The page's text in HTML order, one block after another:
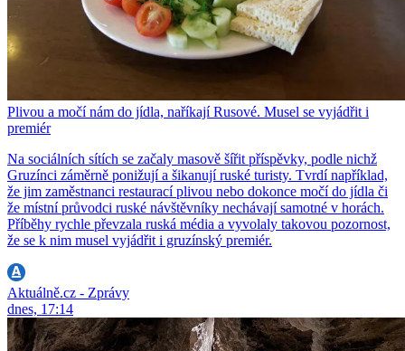
Plivou a močí nám do jídla, naříkají Rusové. Musel se vyjádřit i
premiér
Na sociálních sítích se začaly masově šířit příspěvky, podle nichž
Gruzínci záměrně ponižují a šikanují ruské turisty. Tvrdí například,
že jim zaměstnanci restaurací plivou nebo dokonce močí do jídla či
že místní průvodci ruské návštěvníky nechávají samotné v horách.
Příběhy rychle převzala ruská média a vyvolaly takovou pozornost,
že se k nim musel vyjádřit i gruzínský premiér.
Aktuálně.cz - Zprávy
dnes, 17:14